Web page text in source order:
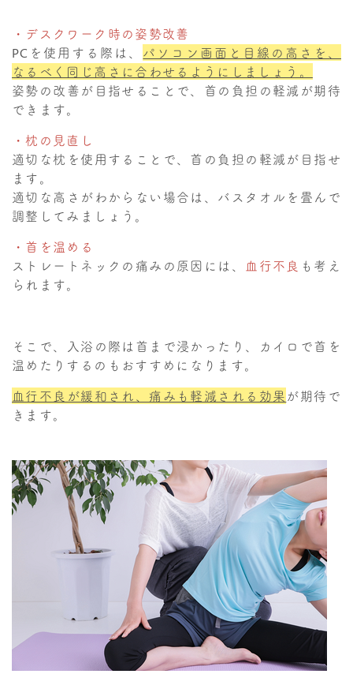
・デスクワーク時の姿勢改善
PCを使用する際は、 パソコン画面と目線の高さを、
なるべく同じ高さに合わせるようにしましょう。
姿勢の改善が目指せることで、首の負担の軽減が期待
できます。
・枕の見直し
適切な枕を使用することで、首の負担の軽減が目指せ
ます。
適切な高さがわからない場合は、バスタオルを畳んで
調整してみましょう。
・首を温める
ストレートネックの痛みの原因には、 血行不良 も考え
られます。
そこで、入浴の際は首まで浸かったり、カイロで首を
温めたりするのもおすすめになります。
血行不良が緩和され、痛みも軽減される効果が期待で
きます。